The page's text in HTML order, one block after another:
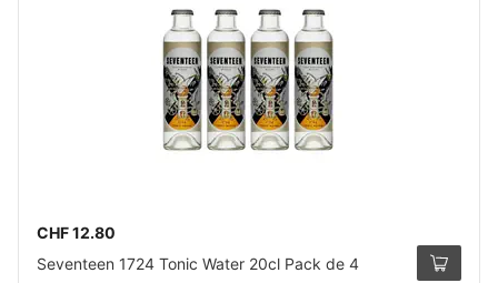
CHF 12.80
Seventeen 1724 Tonic Water 20cl Pack de 4